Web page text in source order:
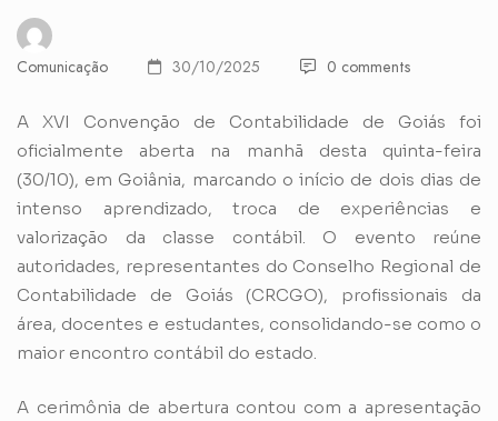
Comunicação 30/10/2025 0 comments
A XVI Convenção de Contabilidade de Goiás foi
oficialmente aberta na manhã desta quinta-feira
(30/10), em Goiânia, marcando o início de dois dias de
intenso aprendizado, troca de experiências e
valorização da classe contábil. O evento reúne
autoridades, representantes do Conselho Regional de
Contabilidade de Goiás (CRCGO), profissionais da
área, docentes e estudantes, consolidando-se como o
maior encontro contábil do estado.
A cerimônia de abertura contou com a apresentação